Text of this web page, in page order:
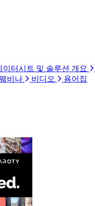
이터시트 및 솔루션 개요
비나 비디오
용어집